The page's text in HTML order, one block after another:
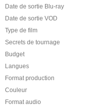
Date de sortie Blu-ray
Date de sortie VOD
Type de film
Secrets de tournage
Budget
Langues
Format production
Couleur
Format audio